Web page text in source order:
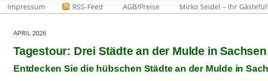
Impressum RSS-Feed AGB/Preise Mirko Seidel – Ihr
APRIL 2026
Tagestour: Drei Städte an der Mulde in Sachsen
Entdecken Sie die hübschen Städte an der Mulde in